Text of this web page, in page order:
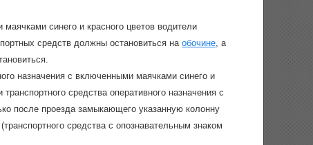
синего и красного цветов водители
средств должны остановиться на обочине, а
назначения с включенными маячками синего и
средства оперативного назначения с
после проезда замыкающего указанную колонну
средства с опознавательным знаком